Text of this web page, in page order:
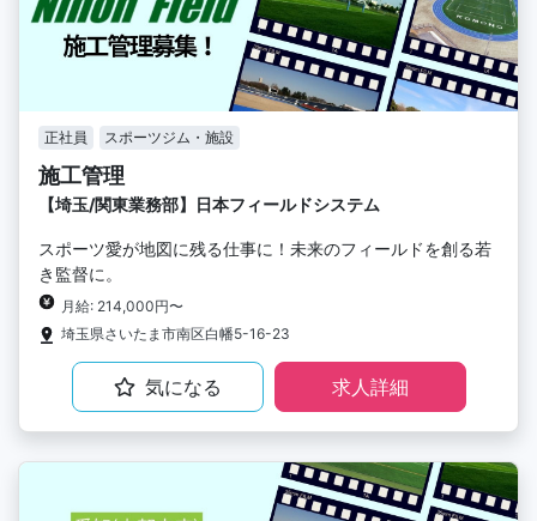
正社員 スポーツジム・施設
施工管理
【埼玉/関東業務部】日本フィールドシステム
スポーツ愛が地図に残る仕事に！未来のフィールドを創る若
き監督に。
月給: 214,000円〜
埼玉県さいたま市南区白幡5-16-23
気になる 求人詳細